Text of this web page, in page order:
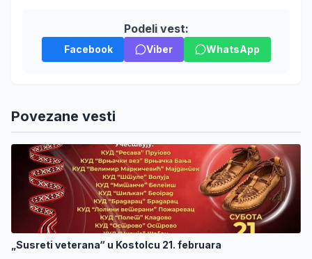
Podeli vest:
Facebook Viber WhatsApp
Povezane vesti
„Susreti veterana“ u Kostolcu 21. februara